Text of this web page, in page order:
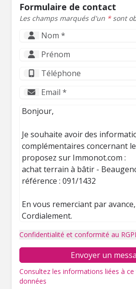
Formulaire de contact
Les champs marqués d'un *sont
Confidentialité et conformité au
Envoyer un
Consultez les informations liées à
données